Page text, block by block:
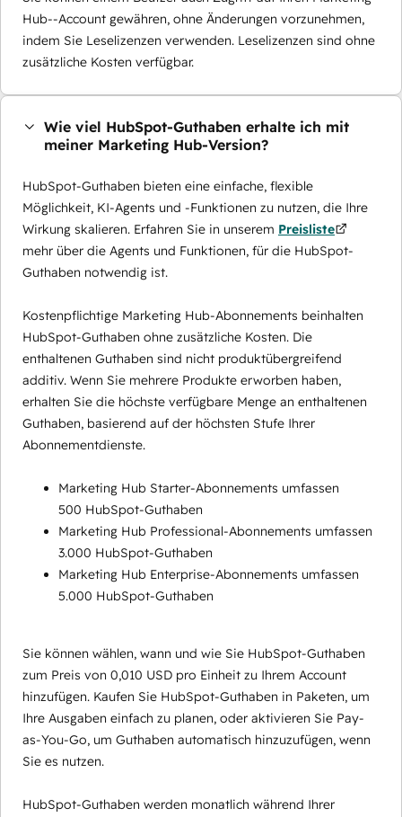
Hub--Account gewähren, ohne Änderungen vorzunehmen,
indem Sie Leselizenzen verwenden. Leselizenzen sind ohne
zusätzliche Kosten verfügbar.
Wie viel HubSpot-Guthaben erhalte ich mit
meiner Marketing Hub-Version?
HubSpot-Guthaben bieten eine einfache, flexible
Möglichkeit, KI-Agents und -Funktionen zu nutzen, die Ihre
Wirkung skalieren. Erfahren Sie in unserem Preisliste
mehr über die Agents und Funktionen, für die HubSpot-
Guthaben notwendig ist.
Kostenpflichtige Marketing Hub-Abonnements beinhalten
HubSpot-Guthaben ohne zusätzliche Kosten. Die
enthaltenen Guthaben sind nicht produktübergreifend
additiv. Wenn Sie mehrere Produkte erworben haben,
erhalten Sie die höchste verfügbare Menge an enthaltenen
Guthaben, basierend auf der höchsten Stufe Ihrer
Abonnementdienste.
Marketing Hub Starter-Abonnements umfassen
500 HubSpot-Guthaben
Marketing Hub Professional-Abonnements umfassen
3.000 HubSpot-Guthaben
Marketing Hub Enterprise-Abonnements umfassen
5.000 HubSpot-Guthaben
Sie können wählen, wann und wie Sie HubSpot-Guthaben
zum Preis von 0,010 USD pro Einheit zu Ihrem Account
hinzufügen. Kaufen Sie HubSpot-Guthaben in Paketen, um
Ihre Ausgaben einfach zu planen, oder aktivieren Sie Pay-
as-You-Go, um Guthaben automatisch hinzuzufügen, wenn
Sie es nutzen.
HubSpot-Guthaben werden monatlich während Ihrer